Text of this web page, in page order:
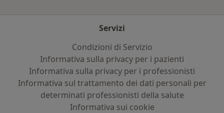
Servizi
Condizioni di Servizio
Informativa sulla privacy per i pazienti
Informativa sulla privacy per i professionisti
Informativa sul trattamento dei dati personali per
determinati professionisti della salute
Informativa sui cookie